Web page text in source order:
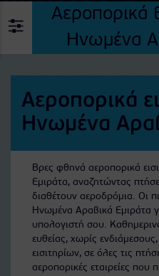
Αεροπορικά
Ηνωμένα
Αεροπορικά
Ηνωμένα
Βρες φθηνά αεροπορικά
Εμιράτα, αναζητώντας
διαθέτουν αεροδρόμια. Οι
Ηνωμένα Αραβικά Εμιράτα
υπολογιστή σου.
ευθείας, χωρίς
εισιτηρίων, σε όλες τις
αεροπορικές εταιρείες που